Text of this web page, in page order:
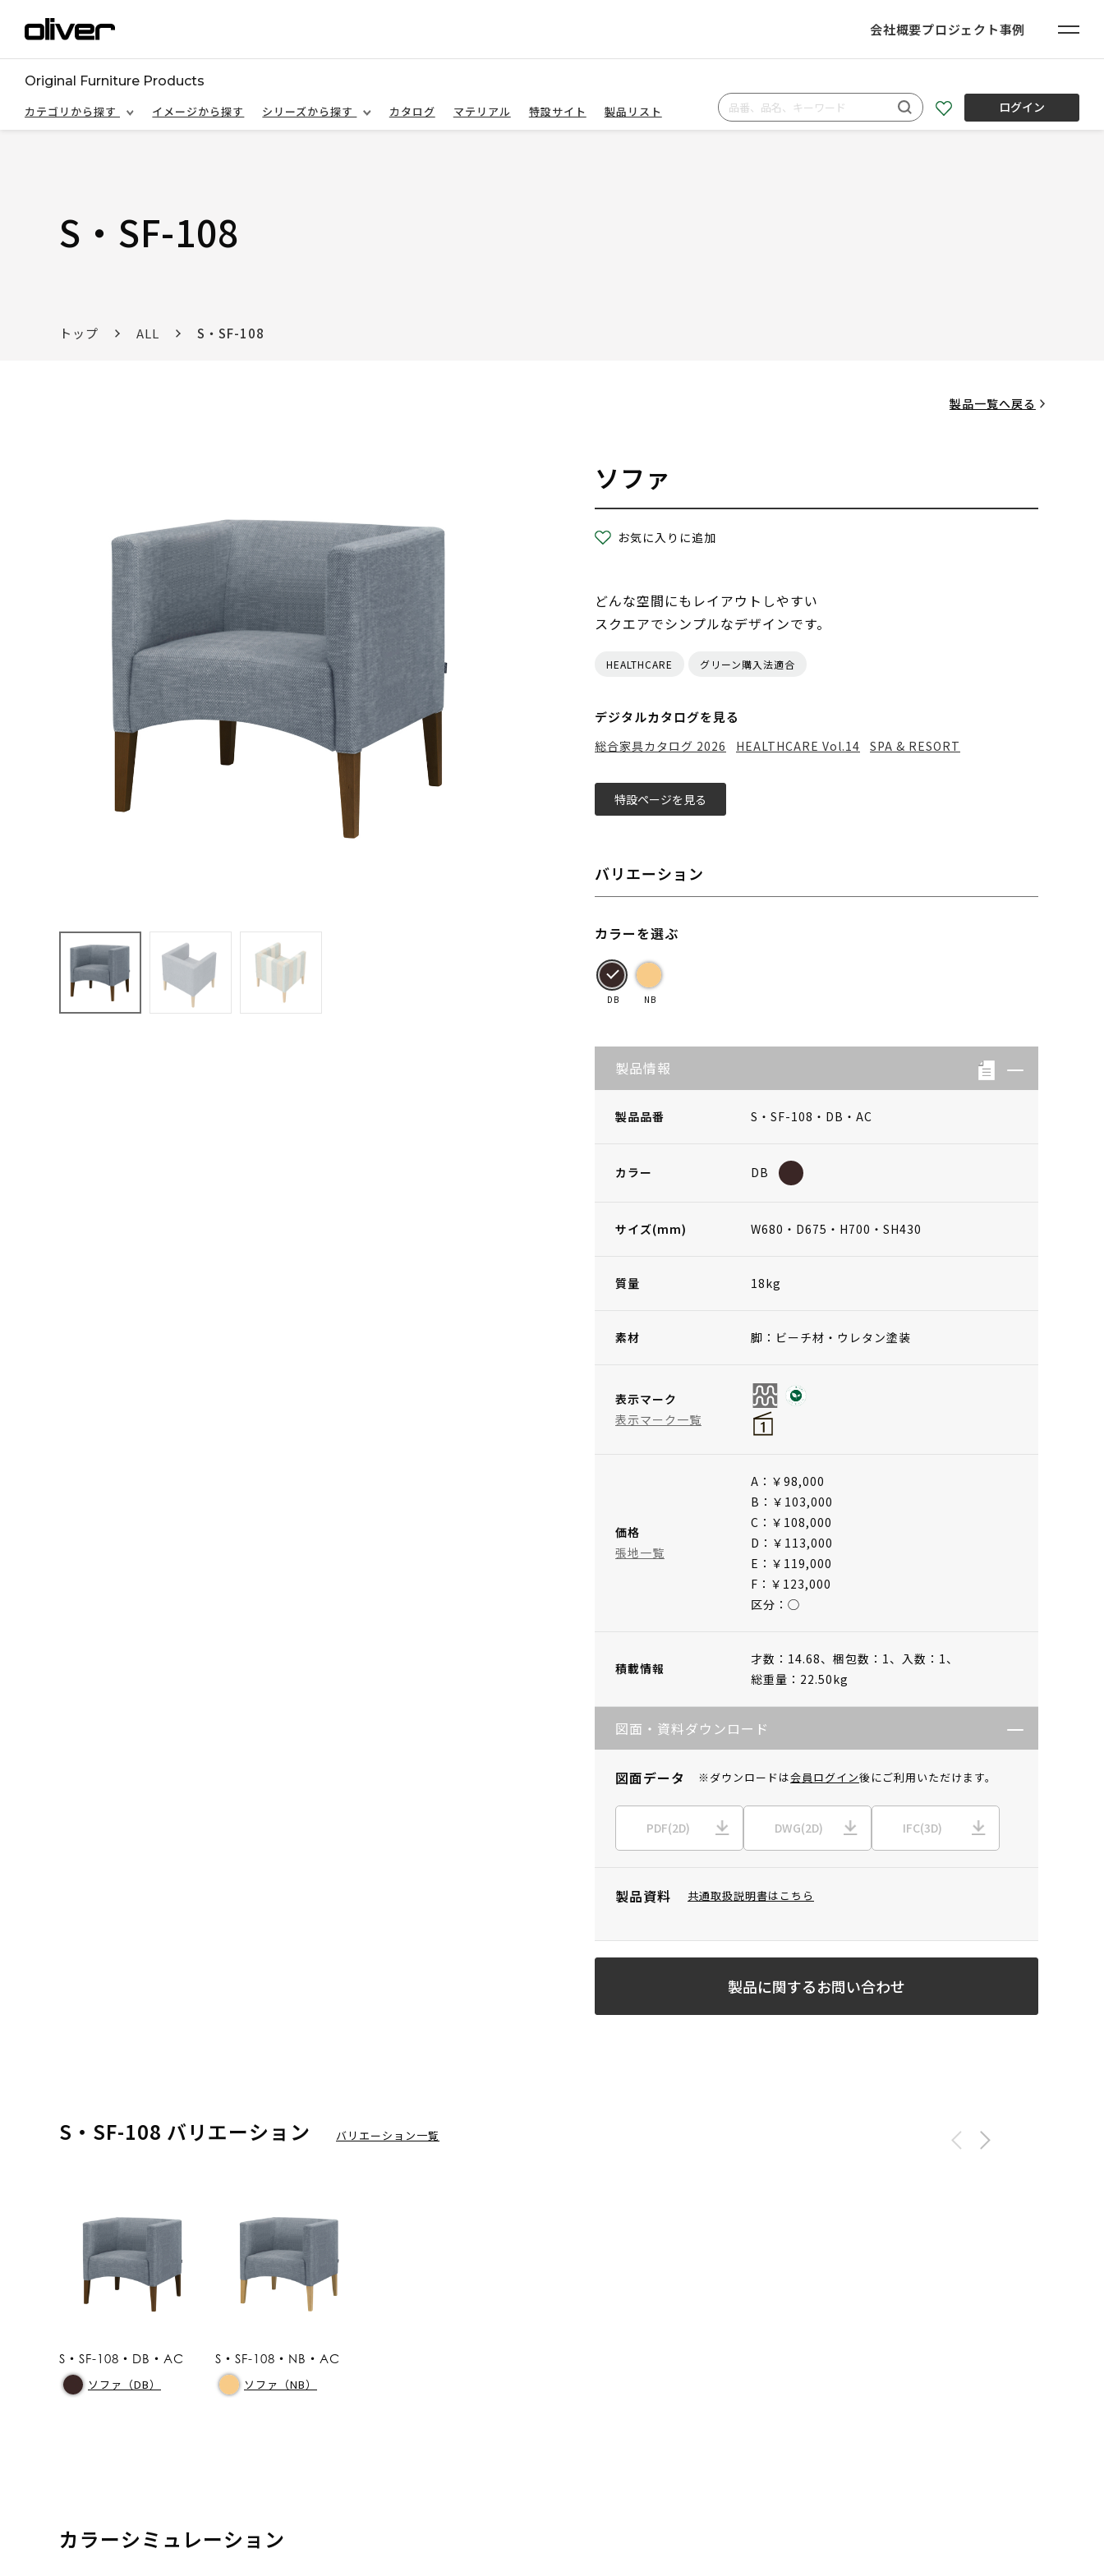
会社概要プロジェクト事例
Original Furniture Products
カテゴリから探す
イメージから探す シリーズから探す カタログ マテリアル 特設サイト 製品リスト ログイン
S・SF-108
トップ ALL S・SF-108
製品一覧へ戻る
ソファ
お気に入りに追加
どんな空間にもレイアウトしやすい
スクエアでシンプルなデザインです。
HEALTHCARE グリーン購入法適合
デジタルカタログを見る
総合家具カタログ 2026 HEALTHCARE Vol.14 SPA & RESORT
特設ページを見る
バリエーション
カラーを選ぶ
DB NB
製品情報
製品品番 S・SF-108・DB・AC
カラー DB
サイズ(mm) W680・D675・H700・SH430
質量 18kg
素材 脚：ビーチ材・ウレタン塗装
表示マーク
表示マーク一覧
価格
張地一覧
A：￥98,000
B：￥103,000
C：￥108,000
D：￥113,000
E：￥119,000
F：￥123,000
区分：◯
積載情報
才数：14.68、 梱包数：1、 入数：1、
総重量：22.50kg
図面・資料ダウンロード
図面データ ※ダウンロードは会員ログイン後にご利用いただけます。
PDF(2D) DWG(2D) IFC(3D)
製品資料 共通取扱説明書はこちら
製品に関するお問い合わせ
S・SF-108 バリエーション バリエーション一覧
S・SF-108・DB・AC
ソファ（DB）
S・SF-108・NB・AC
ソファ（NB）
カラーシミュレーション